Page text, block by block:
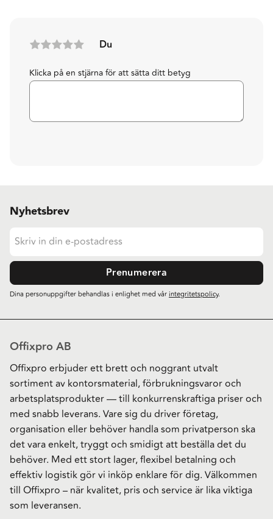
Du
Klicka på en stjärna för att sätta ditt betyg
Nyhetsbrev
Prenumerera
Dina personuppgifter behandlas i enlighet med vårintegritetspolicy.
Offixpro AB
Offixpro erbjuder ett brett och noggrant utvalt
sortiment av kontorsmaterial, förbrukningsvaror och
arbetsplatsprodukter — till konkurrenskraftiga priser och
med snabb leverans. Vare sig du driver företag,
organisation eller behöver handla som privatperson ska
det vara enkelt, tryggt och smidigt att beställa det du
behöver. Med ett stort lager, flexibel betalning och
effektiv logistik gör vi inköp enklare för dig. Välkommen
till Offixpro – när kvalitet, pris och service är lika viktiga
som leveransen.